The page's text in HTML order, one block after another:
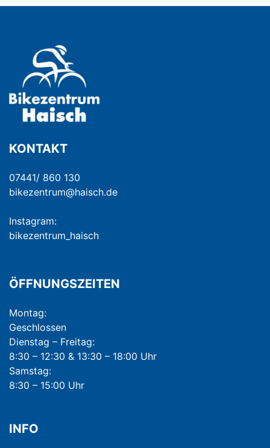
KONTAKT
07441/ 860 130
bikezentrum@haisch.de
Instagram:
bikezentrum_haisch
ÖFFNUNGSZEITEN
Montag:
Geschlossen
Dienstag – Freitag:
8:30 – 12:30 & 13:30 – 18:00 Uhr
Samstag:
8:30 – 15:00 Uhr
INFO